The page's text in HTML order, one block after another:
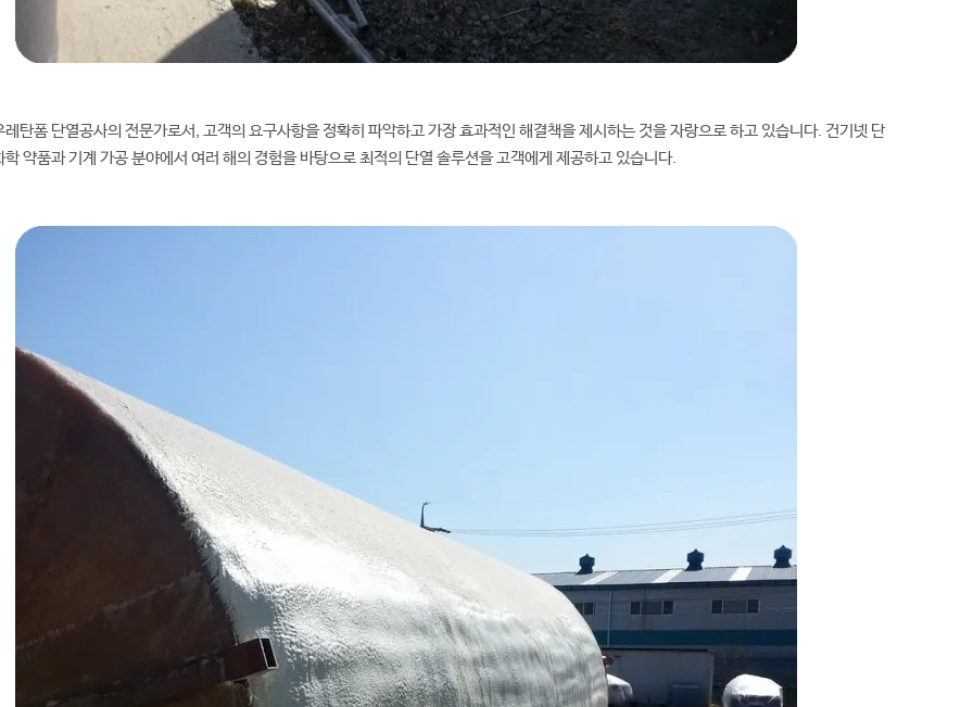
레탄폼 단열공사의 전문가로서, 고객의 요구사항을 정확히 파악하고 가장 효과적인 해결책을 제시하는 것을 자랑으로 하고 있습니다. 건기넷 단
학 약품과 기계 가공 분야에서 여러 해의 경험을 바탕으로 최적의 단열 솔루션을 고객에게 제공하고 있습니다.